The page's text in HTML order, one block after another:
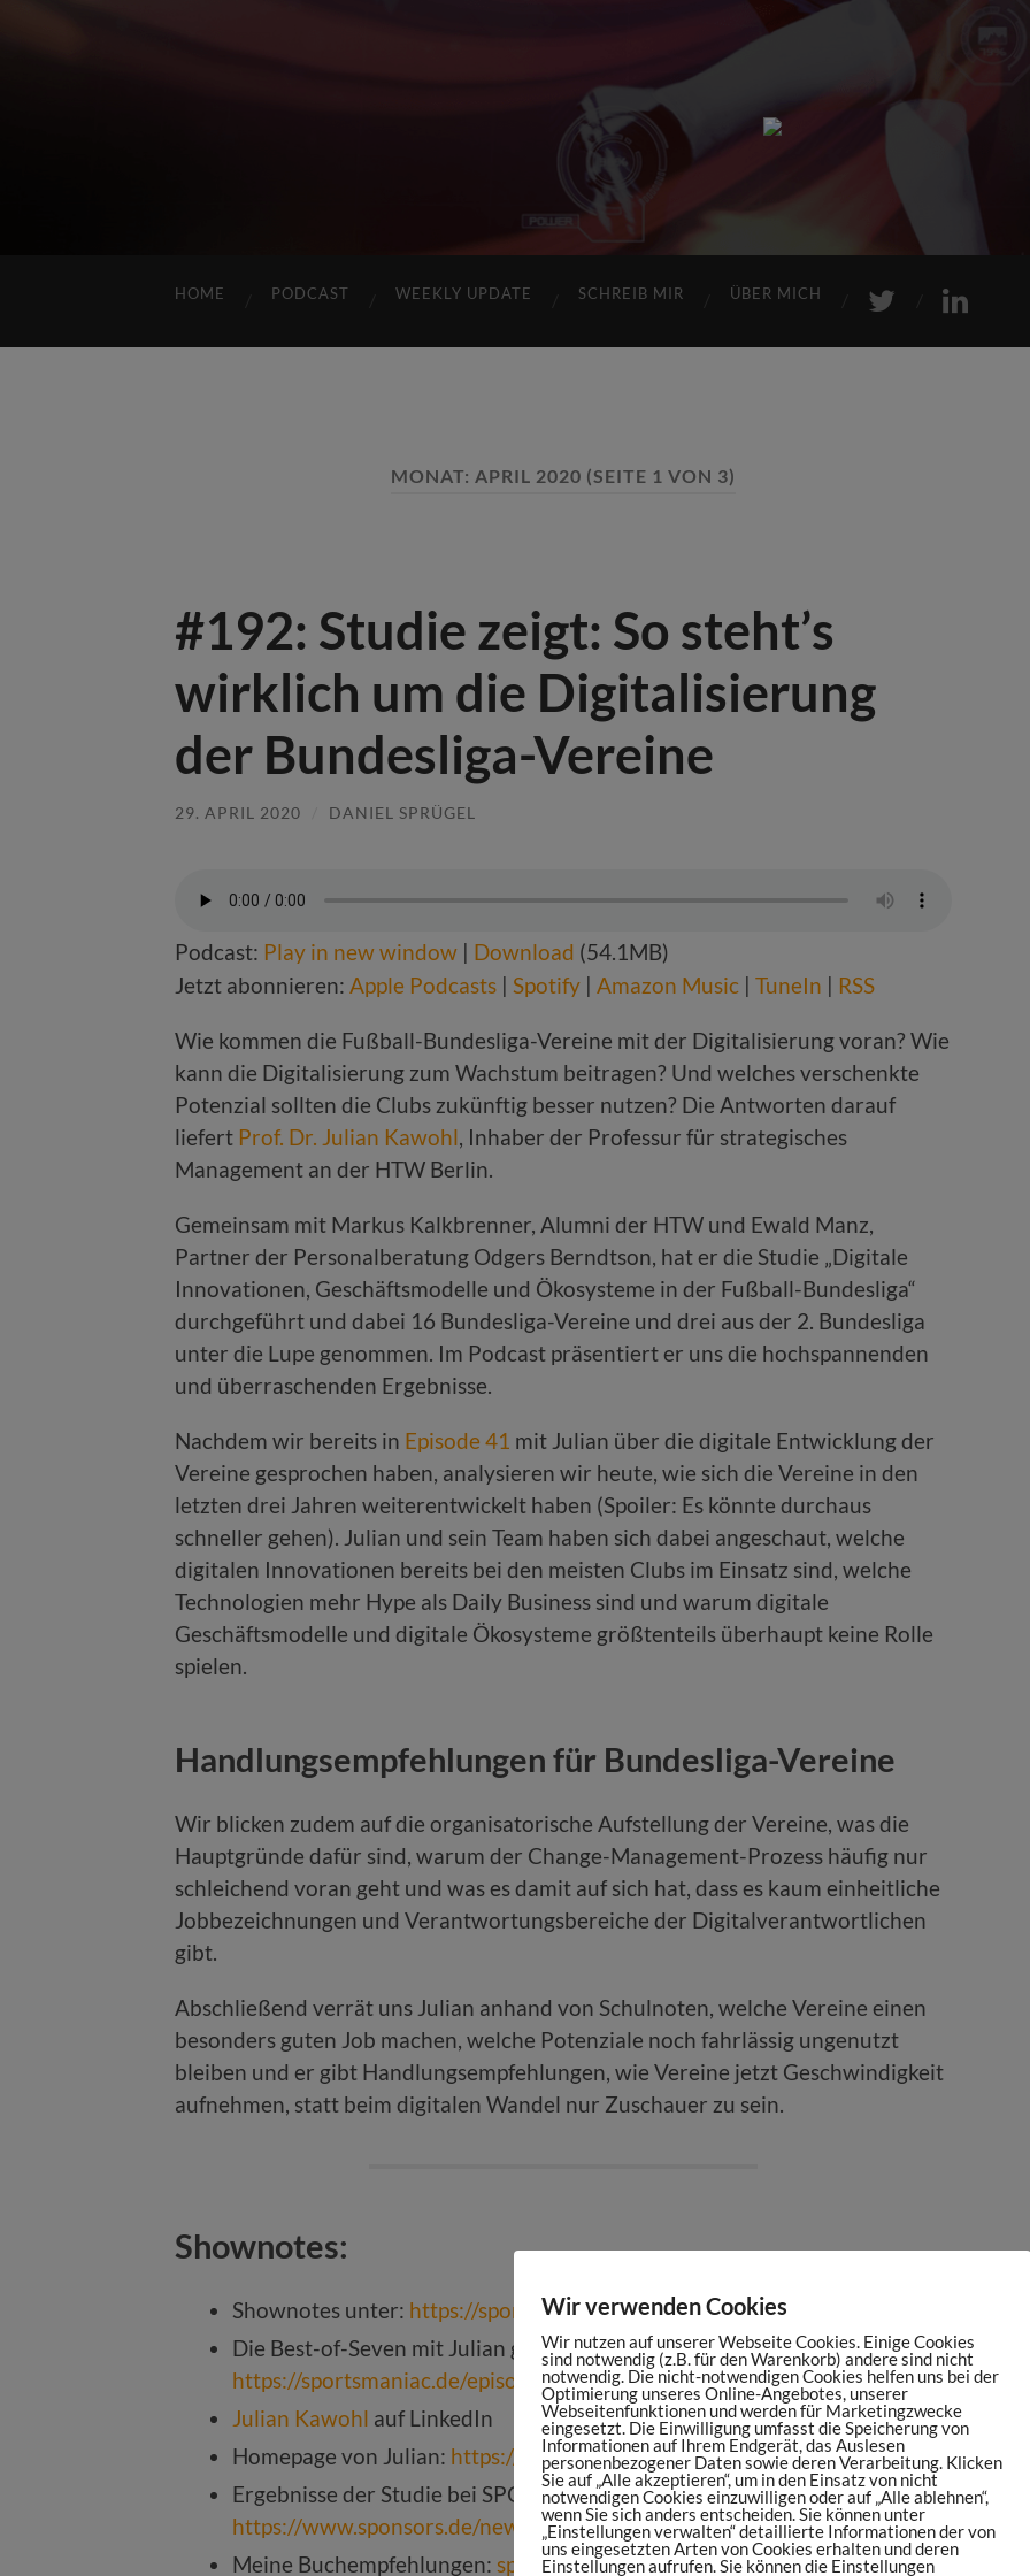
HOME PODCAST WEEKLY UPDATE SCHREIB MIR ÜBER MICH
MONAT: APRIL 2020 (SEITE 1 VON 3)
#192: Studie zeigt: So steht’s
wirklich um die Digitalisierung
der Bundesliga-Vereine
29. APRIL 2020 DANIEL SPRÜGEL
Podcast: Play in new window | Download (54.1MB)
Jetzt abonnieren: Apple Podcasts | Spotify | Amazon Music | TuneIn | RSS
Wie kommen die Fußball-Bundesliga-Vereine mit der Digitalisierung voran? Wie
kann die Digitalisierung zum Wachstum beitragen? Und welches verschenkte
Potenzial sollten die Clubs zukünftig besser nutzen? Die Antworten darauf
liefert Prof. Dr. Julian Kawohl, Inhaber der Professur für strategisches
Management an der HTW Berlin.
Gemeinsam mit Markus Kalkbrenner, Alumni der HTW und Ewald Manz,
Partner der Personalberatung Odgers Berndtson, hat er die Studie „Digitale
Innovationen, Geschäftsmodelle und Ökosysteme in der Fußball-Bundesliga“
durchgeführt und dabei 16 Bundesliga-Vereine und drei aus der 2. Bundesliga
unter die Lupe genommen. Im Podcast präsentiert er uns die hochspannenden
und überraschenden Ergebnisse.
Nachdem wir bereits in Episode 41 mit Julian über die digitale Entwicklung der
Vereine gesprochen haben, analysieren wir heute, wie sich die Vereine in den
letzten drei Jahren weiterentwickelt haben (Spoiler: Es könnte durchaus
schneller gehen). Julian und sein Team haben sich dabei angeschaut, welche
digitalen Innovationen bereits bei den meisten Clubs im Einsatz sind, welche
Technologien mehr Hype als Daily Business sind und warum digitale
Geschäftsmodelle und digitale Ökosysteme größtenteils überhaupt keine Rolle
spielen.
Handlungsempfehlungen für Bundesliga-Vereine
Wir blicken zudem auf die organisatorische Aufstellung der Vereine, was die
Hauptgründe dafür sind, warum der Change-Management-Prozess häufig nur
schleichend voran geht und was es damit auf sich hat, dass es kaum einheitliche
Jobbezeichnungen und Verantwortungsbereiche der Digitalverantwortlichen
gibt.
Abschließend verrät uns Julian anhand von Schulnoten, welche Vereine einen
besonders guten Job machen, welche Potenziale noch fahrlässig ungenutzt
bleiben und er gibt Handlungsempfehlungen, wie Vereine jetzt Geschwindigkeit
aufnehmen, statt beim digitalen Wandel nur Zuschauer zu sein.
Shownotes:
Shownotes unter: https://sportsmaniac.de/episode192
Die Best-of-Seven mit Julian gibt es hier:
https://sportsmaniac.de/episode193
Julian Kawohl auf LinkedIn
Homepage von Julian: https://www.juliankawohl.de/
Ergebnisse der Studie bei SPONSORs:
https://www.sponsors.de/news/fussball/digitalisierung-in-der-bundesliga
Meine Buchempfehlungen: sportsmaniac.de/books
Wir verwenden Cookies
Wir nutzen auf unserer Webseite Cookies. Einige Cookies
sind notwendig (z.B. für den Warenkorb) andere sind nicht
notwendig. Die nicht-notwendigen Cookies helfen uns bei der
Optimierung unseres Online-Angebotes, unserer
Webseitenfunktionen und werden für Marketingzwecke
eingesetzt. Die Einwilligung umfasst die Speicherung von
Informationen auf Ihrem Endgerät, das Auslesen
personenbezogener Daten sowie deren Verarbeitung. Klicken
Sie auf „Alle akzeptieren“, um in den Einsatz von nicht
notwendigen Cookies einzuwilligen oder auf „Alle ablehnen“,
wenn Sie sich anders entscheiden. Sie können unter
„Einstellungen verwalten“ detaillierte Informationen der von
uns eingesetzten Arten von Cookies erhalten und deren
Einstellungen aufrufen. Sie können die Einstellungen